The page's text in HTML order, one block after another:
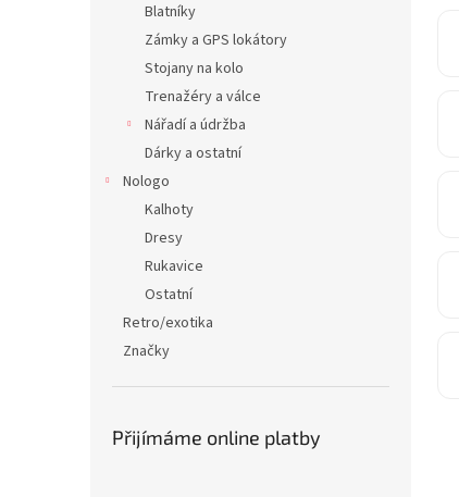
Blatníky
Zámky a GPS lokátory
Stojany na kolo
Trenažéry a válce
Nářadí a údržba
Dárky a ostatní
Nologo
Kalhoty
Dresy
Rukavice
Ostatní
Retro/exotika
Značky
Přijímáme online platby